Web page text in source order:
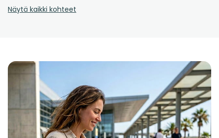
Näytä kaikki kohteet